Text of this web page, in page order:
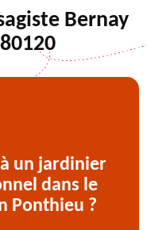
Bernay
un jardinier
dans le
Ponthieu ?